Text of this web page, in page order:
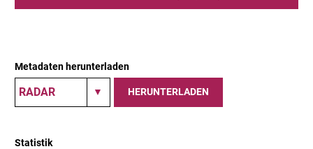
Metadaten herunterladen
HERUNTERLADEN
Statistik